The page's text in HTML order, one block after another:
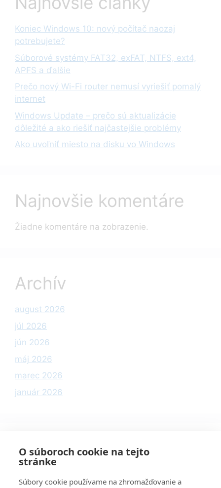
Koniec Windows 10: nový počítač naozaj
potrebujete?
Súborové systémy FAT32, exFAT, NTFS, ext4,
APFS a ďalšie
Prečo nový Wi-Fi router nemusí vyriešiť pomalý
internet
Windows Update – prečo sú aktualizácie
dôležité a ako riešiť najčastejšie problémy
Ako uvoľniť miesto na disku vo Windows
Najnovšie komentáre
Žiadne komentáre na zobrazenie.
Archív
august 2026
júl 2026
jún 2026
máj 2026
marec 2026
január 2026
Kategórie
O súboroch cookie na tejto
stránke
Súbory cookie používame na zhromažďovanie a